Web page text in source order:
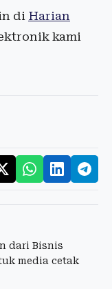
di Harian
kami
dari Bisnis
media cetak